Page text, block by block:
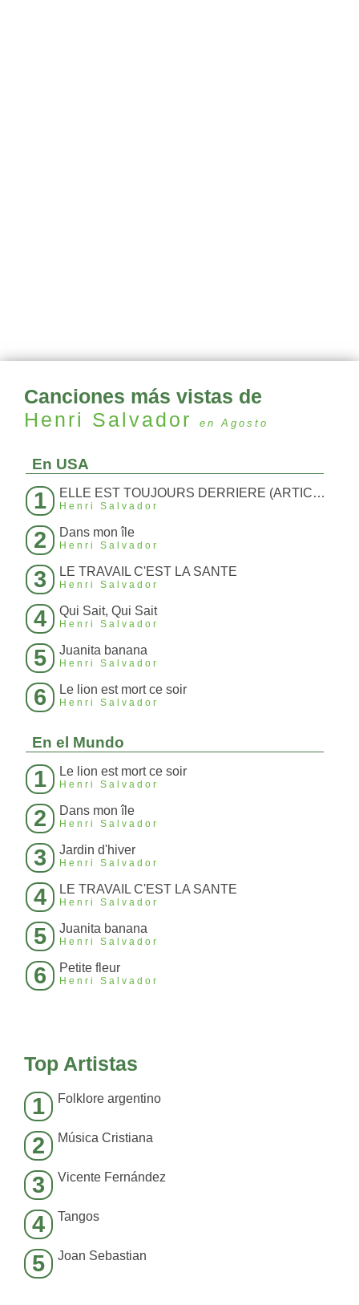
Canciones más vistas de
Henri Salvador
en Agosto
En USA
1 ELLE EST TOUJOURS DERRIERE (ARTICLE 214)
Henri Salvador
2 Dans mon île
Henri Salvador
3 LE TRAVAIL C'EST LA SANTE
Henri Salvador
4 Qui Sait, Qui Sait
Henri Salvador
5 Juanita banana
Henri Salvador
6 Le lion est mort ce soir
Henri Salvador
En el Mundo
1 Le lion est mort ce soir
Henri Salvador
2 Dans mon île
Henri Salvador
3 Jardin d'hiver
Henri Salvador
4 LE TRAVAIL C'EST LA SANTE
Henri Salvador
5 Juanita banana
Henri Salvador
6 Petite fleur
Henri Salvador
Top Artistas
1 Folklore argentino
2 Música Cristiana
3 Vicente Fernández
4 Tangos
5 Joan Sebastian